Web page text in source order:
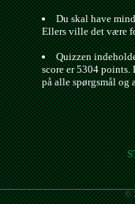
Du skal have
Ellers ville det være
Quizzen
score er 5304 points.
på alle spørgsmål og
©